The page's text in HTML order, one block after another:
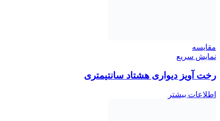
مقايسه
نمایش سریع
رخت آویز دیواری هشتاد سانتیمتری
اطلاعات بیشتر